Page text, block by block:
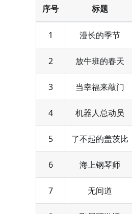
序号 标题
1 漫长的季节
2 放牛班的春天
3 当幸福来敲门
4 机器人总动员
5 了不起的盖茨比
6 海上钢琴师
7 无间道